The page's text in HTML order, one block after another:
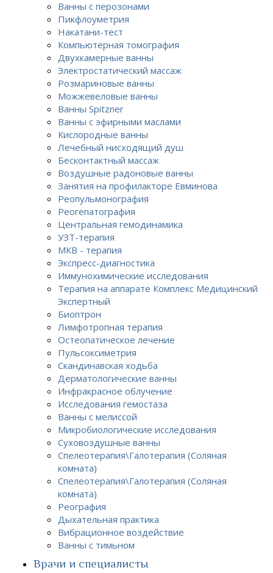
Ванны с перозонами
Пикфлоуметрия
Накатани-тест
Компьютерная томография
Двухкамерные ванны
Электростатический массаж
Розмариновые ванны
Можжевеловые ванны
Ванны Spitzner
Ванны с эфирными маслами
Кислородные ванны
Лечебный нисходящий душ
Бесконтактный массаж
Воздушные радоновые ванны
Занятия на профилакторе Евминова
Реопульмонография
Реогепатография
Центральная гемодинамика
УЗТ-терапия
МКВ - терапия
Экспресс-диагностика
Иммунохимические исследования
Терапия на аппарате Комплекс Медицинский
Экспертный
Биоптрон
Лимфотропная терапия
Остеопатическое лечение
Пульсоксиметрия
Скандинавская ходьба
Дерматологические ванны
Инфракрасное облучение
Исследования гемостаза
Ванны с мелиссой
Микробиологические исследования
Суховоздушные ванны
Спелеотерапия\Галотерапия (Соляная
комната)
Спелеотерапия\Галотерапия (Соляная
комната)
Реография
Дыхательная практика
Вибрационное воздействие
Ванны с тимьном
Врачи и специалисты